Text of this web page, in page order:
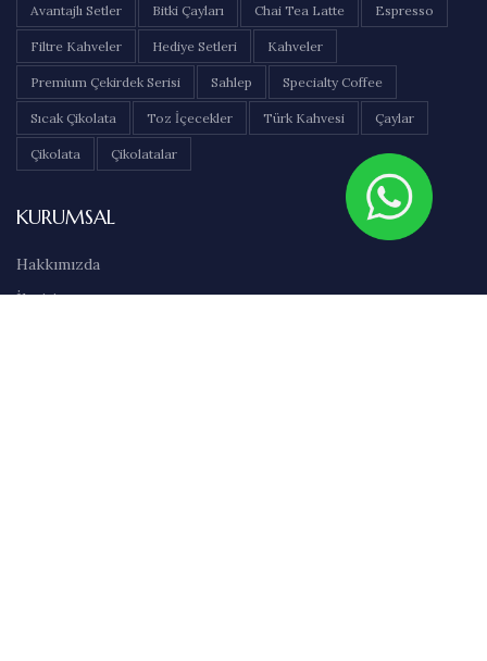
Avantajlı Setler Bitki Çayları Chai Tea Latte Espresso
Filtre Kahveler Hediye Setleri Kahveler
Premium Çekirdek Serisi Sahlep Specialty Coffee
Sıcak Çikolata Toz İçecekler Türk Kahvesi Çaylar
Çikolata Çikolatalar
KURUMSAL
Hakkımızda
İletişim